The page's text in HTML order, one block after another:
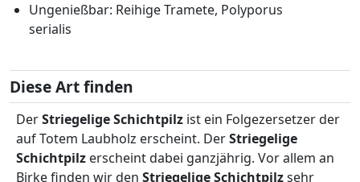
Ungenießbar: Reihige Tramete, Polyporus
serialis
Diese Art finden
DerStriegelige Schichtpilz ist ein Folgezersetzer der
auf Totem Laubholz erscheint. DerStriegelige
Schichtpilz erscheint dabei ganzjährig. Vor allem an
Birke finden wir den Striegelige Schichtpilzsehr